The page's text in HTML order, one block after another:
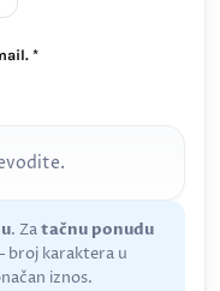
*
. Zatačnu ponudu
broj karaktera u
iznos.